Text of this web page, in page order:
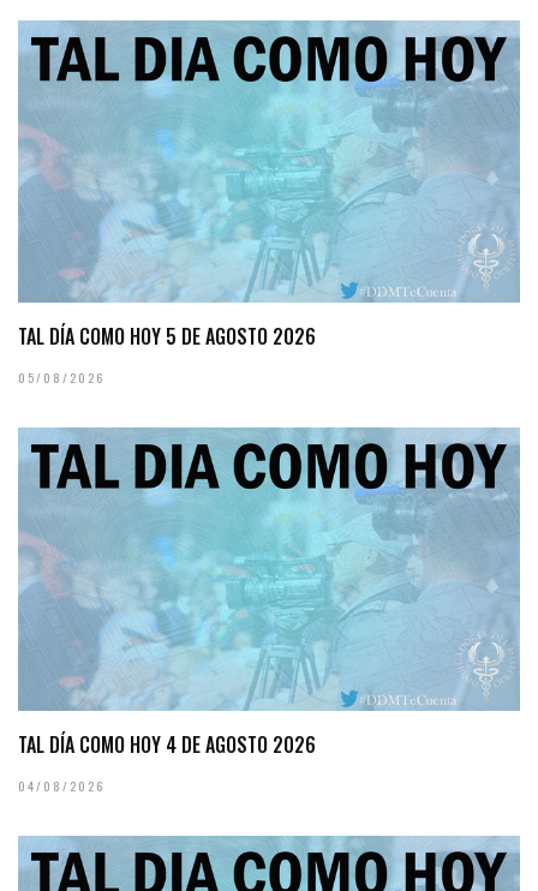
TAL DÍA COMO HOY 5 DE AGOSTO 2026
05/08/2026
TAL DÍA COMO HOY 4 DE AGOSTO 2026
04/08/2026